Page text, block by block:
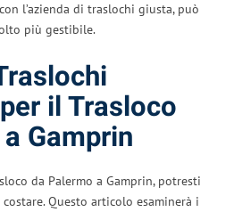
l’azienda di traslochi giusta, può
più gestibile.
il Trasloco
Gamprin
da Palermo a Gamprin, potresti
Questo articolo esaminerà i